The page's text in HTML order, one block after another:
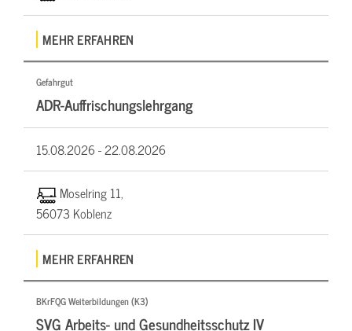
MEHR ERFAHREN
Gefahrgut
ADR-Auffrischungslehrgang
15.08.2026 -22.08.2026
Moselring 11,
56073 Koblenz
MEHR ERFAHREN
BKrFQG Weiterbildungen (K3)
SVG Arbeits- und Gesundheitsschutz IV